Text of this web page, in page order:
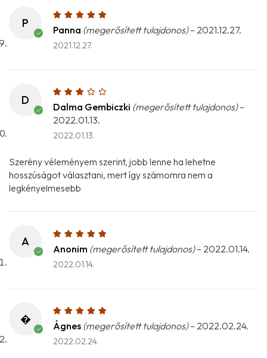
P
Panna (megerősített tulajdonos) – 2021.12.27.
2021.12.27.
D
Dalma Gembiczki (megerősített tulajdonos) –
2022.01.13.
2022.01.13.
Szerény véleményem szerint, jobb lenne ha lehetne
hosszúságot választani, mert így számomra nem a
legkényelmesebb
A
Anonim (megerősített tulajdonos) – 2022.01.14.
2022.01.14.
�
Ágnes (megerősített tulajdonos) – 2022.02.24.
2022.02.24.